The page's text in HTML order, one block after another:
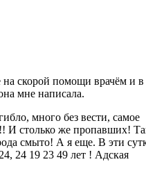
на скорой помощи врачём и в
мне написала.
много без вести, самое
И столько же пропавших!
смыто! А я еще. В эти
24 19 23 49 лет ! Адская